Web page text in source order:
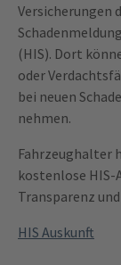
Versicherungen
(HIS). Dort
oder
bei neuen
nehmen.
Fahrzeughalter
kostenlose
Transparenz
HIS Auskunft